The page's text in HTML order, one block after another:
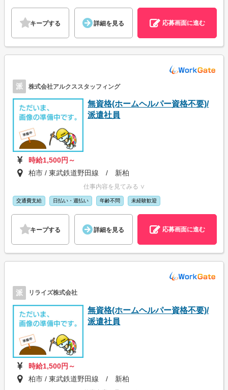
キープする 詳細を見る 応募画面に進む
派 株式会社アルクススタッフィング
無資格(ホームヘルパー資格不要)/
派遣社員
時給1,500円～
柏市 / 東武鉄道野田線 / 新柏
仕事内容を見てみる ∨
交通費支給 日払い・週払い 年齢不問 未経験歓迎
キープする 詳細を見る 応募画面に進む
派 リライズ株式会社
無資格(ホームヘルパー資格不要)/
派遣社員
時給1,500円～
柏市 / 東武鉄道野田線 / 新柏